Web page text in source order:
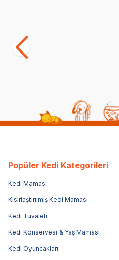
249,50
Popüler Kedi Kategorileri
Kedi Maması
Kısırlaştırılmış Kedi Maması
Kedi Tuvaleti
Kedi Konservesi & Yaş Maması
Kedi Oyuncakları